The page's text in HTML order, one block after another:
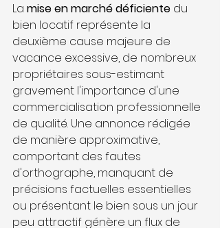
La mise en marché déficiente du
bien locatif représente la
deuxième cause majeure de
vacance excessive, de nombreux
propriétaires sous-estimant
gravement l'importance d'une
commercialisation professionnelle
de qualité. Une annonce rédigée
de manière approximative,
comportant des fautes
d'orthographe, manquant de
précisions factuelles essentielles
ou présentant le bien sous un jour
peu attractif génère un flux de